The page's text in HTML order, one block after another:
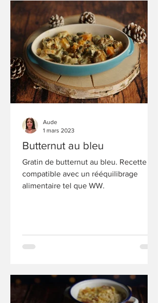
Butternut au bleu
Gratin de butternut au bleu. Recette
compatible avec un rééquilibrage
alimentaire tel que WW.
Aude
1 mars 2023